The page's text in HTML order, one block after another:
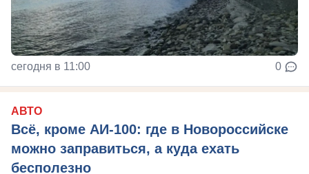
сегодня в 11:00 0
АВТО
Всё, кроме АИ-100: где в Новороссийске
можно заправиться, а куда ехать
бесполезно